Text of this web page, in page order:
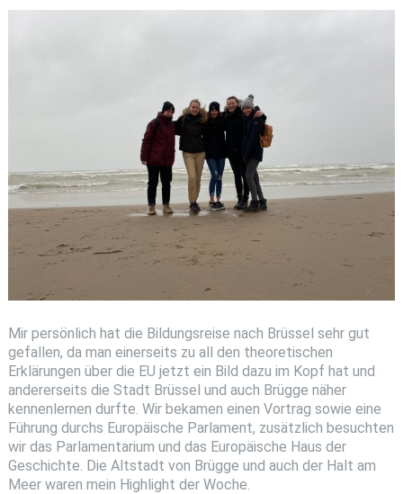
Mir persönlich hat die Bildungsreise nach Brüssel sehr gut
gefallen, da man einerseits zu all den theoretischen
Erklärungen über die EU jetzt ein Bild dazu im Kopf hat und
andererseits die Stadt Brüssel und auch Brügge näher
kennenlernen durfte. Wir bekamen einen Vortrag sowie eine
Führung durchs Europäische Parlament, zusätzlich besuchten
wir das Parlamentarium und das Europäische Haus der
Geschichte. Die Altstadt von Brügge und auch der Halt am
Meer waren mein Highlight der Woche.